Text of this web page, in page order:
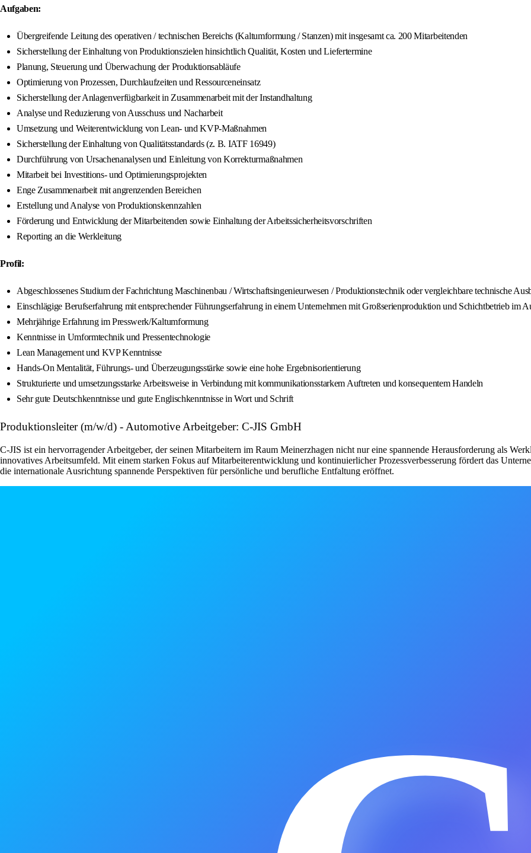
Aufgaben:
Übergreifende Leitung des operativen / technischen Bereichs (Kaltumformung / Stanzen) mit insgesamt ca. 200 Mitarbeitenden
Sicherstellung der Einhaltung von Produktionszielen hinsichtlich Qualität, Kosten und Liefertermine
Planung, Steuerung und Überwachung der Produktionsabläufe
Optimierung von Prozessen, Durchlaufzeiten und Ressourceneinsatz
Sicherstellung der Anlagenverfügbarkeit in Zusammenarbeit mit der Instandhaltung
Analyse und Reduzierung von Ausschuss und Nacharbeit
Umsetzung und Weiterentwicklung von Lean- und KVP-Maßnahmen
Sicherstellung der Einhaltung von Qualitätsstandards (z. B. IATF 16949)
Durchführung von Ursachenanalysen und Einleitung von Korrekturmaßnahmen
Mitarbeit bei Investitions- und Optimierungsprojekten
Enge Zusammenarbeit mit angrenzenden Bereichen
Erstellung und Analyse von Produktionskennzahlen
Förderung und Entwicklung der Mitarbeitenden sowie Einhaltung der Arbeitssicherheitsvorschriften
Reporting an die Werkleitung
Profil:
Abgeschlossenes Studium der Fachrichtung Maschinenbau / Wirtschaftsingenieurwesen / Produktionstechnik oder vergleichbare technische
Einschlägige Berufserfahrung mit entsprechender Führungserfahrung in einem Unternehmen mit Großserienproduktion und Schichtbetrieb im
Mehrjährige Erfahrung im Presswerk/Kaltumformung
Kenntnisse in Umformtechnik und Pressentechnologie
Lean Management und KVP Kenntnisse
Hands‑On Mentalität, Führungs‑ und Überzeugungsstärke sowie eine hohe Ergebnisorientierung
Strukturierte und umsetzungsstarke Arbeitsweise in Verbindung mit kommunikationsstarkem Auftreten und konsequentem Handeln
Sehr gute Deutschkenntnisse und gute Englischkenntnisse in Wort und Schrift
Produktionsleiter (m/w/d) - Automotive Arbeitgeber: C-JIS GmbH
C-JIS ist ein hervorragender Arbeitgeber, der seinen Mitarbeitern im Raum Meinerzhagen nicht nur eine spannende Herausforderung als
innovatives Arbeitsumfeld. Mit einem starken Fokus auf Mitarbeiterentwicklung und kontinuierlicher Prozessverbesserung fördert das
die internationale Ausrichtung spannende Perspektiven für persönliche und berufliche Entfaltung eröffnet.